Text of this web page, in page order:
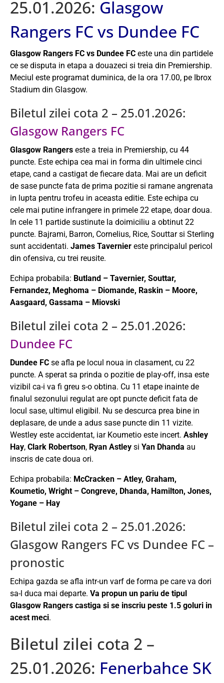
25.01.2026: Glasgow
Rangers FC vs Dundee FC
Glasgow Rangers FC vs Dundee FC este una din partidele
ce se disputa in etapa a douazeci si treia din Premiership.
Meciul este programat duminica, de la ora 17.00, pe Ibrox
Stadium din Glasgow.
Biletul zilei cota 2 – 25.01.2026:
Glasgow Rangers FC
Glasgow Rangers este a treia in Premiership, cu 44
puncte. Este echipa cea mai in forma din ultimele cinci
etape, cand a castigat de fiecare data. Mai are un deficit
de sase puncte fata de prima pozitie si ramane angrenata
in lupta pentru trofeu in aceasta editie. Este echipa cu
cele mai putine infrangere in primele 22 etape, doar doua.
In cele 11 partide sustinute la doimiciliu a obtinut 22
puncte. Bajrami, Barron, Cornelius, Rice, Souttar si Sterling
sunt accidentati. James Tavernier este principalul pericol
din ofensiva, cu trei reusite.
Echipa probabila: Butland – Tavernier, Souttar,
Fernandez, Meghoma – Diomande, Raskin – Moore,
Aasgaard, Gassama – Miovski
Biletul zilei cota 2 – 25.01.2026:
Dundee FC
Dundee FC se afla pe locul noua in clasament, cu 22
puncte. A sperat sa prinda o pozitie de play-off, insa este
vizibil ca-i va fi greu s-o obtina. Cu 11 etape inainte de
finalul sezonului regulat are opt puncte deficit fata de
locul sase, ultimul eligibil. Nu se descurca prea bine in
deplasare, de unde a adus sase puncte din 11 vizite.
Westley este accidentat, iar Koumetio este incert. Ashley
Hay, Clark Robertson, Ryan Astley si Yan Dhanda au
inscris de cate doua ori.
Echipa probabila: McCracken – Atley, Graham,
Koumetio, Wright – Congreve, Dhanda, Hamilton, Jones,
Yogane – Hay
Biletul zilei cota 2 – 25.01.2026:
Glasgow Rangers FC vs Dundee FC –
pronostic
Echipa gazda se afla intr-un varf de forma pe care va dori
sa-l duca mai departe. Va propun un pariu de tipul
Glasgow Rangers castiga si se inscriu peste 1.5 goluri in
acest meci.
Biletul zilei cota 2 –
25.01.2026: Fenerbahce SK